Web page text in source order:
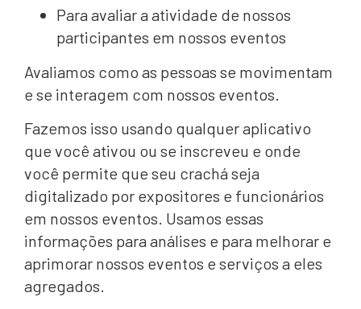
Para avaliar a atividade de nossos
participantes em nossos eventos
Avaliamos como as pessoas se movimentam
e se interagem com nossos eventos.
Fazemos isso usando qualquer aplicativo
que você ativou ou se inscreveu e onde
você permite que seu crachá seja
digitalizado por expositores e funcionários
em nossos eventos. Usamos essas
informações para análises e para melhorar e
aprimorar nossos eventos e serviços a eles
agregados.